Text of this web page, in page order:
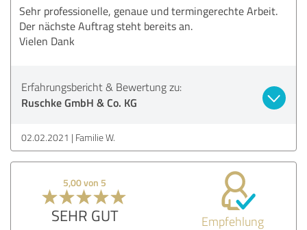
Sehr professionelle, genaue und termingerechte Arbeit.
Der nächste Auftrag steht bereits an.
Vielen Dank
Erfahrungsbericht & Bewertung zu:
Ruschke GmbH & Co. KG
02.02.2021 Familie W.
5,00 von 5
SEHR GUT Empfehlung